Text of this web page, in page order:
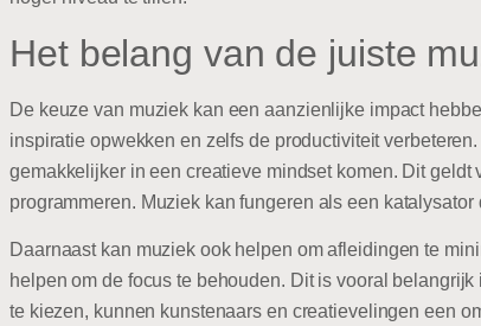
Het belang van de juiste
De keuze van muziek kan een aanzienlijke impact
inspiratie opwekken en zelfs de productiviteit
gemakkelijker in een creatieve mindset komen. Dit
programmeren. Muziek kan fungeren als een
Daarnaast kan muziek ook helpen om afleidingen te
helpen om de focus te behouden. Dit is vooral
te kiezen, kunnen kunstenaars en creatievelingen een